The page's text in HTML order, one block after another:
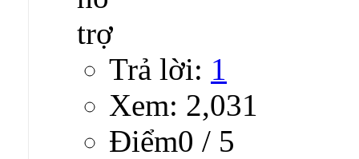
Trả lời: 1
Xem: 2,031
Ðiểm0 / 5